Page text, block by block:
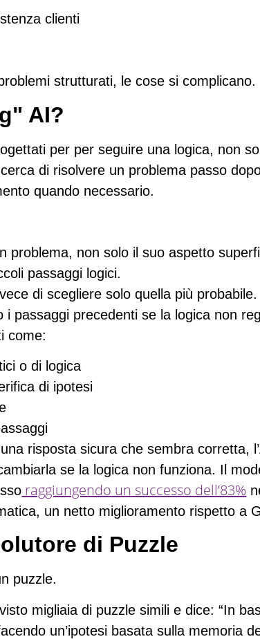
clienti
strutturati, le cose si complicano.
AI?
per per seguire una logica, non
di risolvere un problema passo
quando necessario.
problema, non solo il suo aspetto
passaggi logici.
di scegliere solo quella più probabile.
i passaggi precedenti se la logica non
come:
o di logica
di ipotesi
risposta sicura che sembra corretta,
se la logica non funziona. Il
raggiungendo un successo dell’83%
un netto miglioramento rispetto a
di Puzzle
puzzle.
migliaia di puzzle simili e dice: “In
un’ipotesi basata sulla memoria